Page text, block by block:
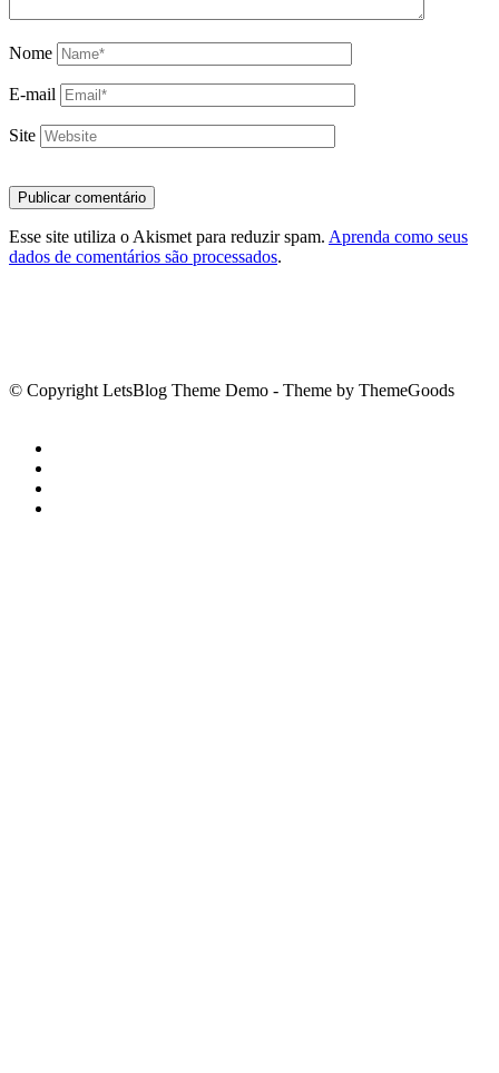
Nome
E-mail
Site
Esse site utiliza o Akismet para reduzir spam. Aprenda como seus
dados de comentários são processados.
© Copyright LetsBlog Theme Demo - Theme by ThemeGoods